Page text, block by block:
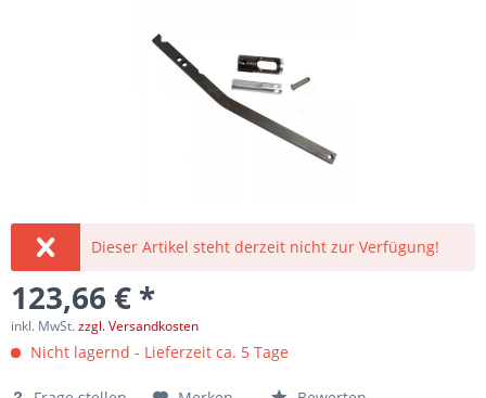
Dieser Artikel steht derzeit nicht zur Verfügung!
123,66 € *
inkl. MwSt.zzgl. Versandkosten
Nicht lagernd - Lieferzeit ca. 5 Tage